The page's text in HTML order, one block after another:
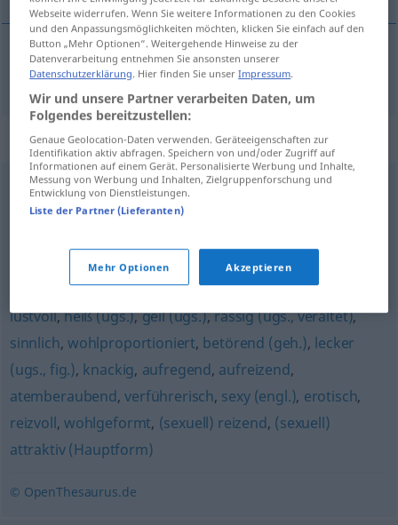
croustillant knusprig
Synonyme für "knusprig"
rösch,knackig ,resch (bair., österr.)
krustig (Brot) (ugs.)
lasziv (geh.),(sexuell) ansprechend,scharf (ugs.)
lustvoll,heiß (ugs.),geil (ugs.),rassig (ugs., veraltet),
sinnlich, wohlproportioniert, betörend (geh.), lecker
(ugs., fig.), knackig, aufregend, aufreizend,
atemberaubend,verführerisch, sexy (engl.), erotisch,
reizvoll, wohlgeformt, (sexuell) reizend, (sexuell)
attraktiv (Hauptform)
© OpenThesaurus.de
Webseite widerrufen. Wenn Sie weitere Informationen zu den Cookies
und den Anpassungsmöglichkeiten möchten, klicken Sie einfach auf den
Button „Mehr Optionen“. Weitergehende Hinweise zu der
Datenverarbeitung entnehmen Sie ansonsten unserer
Datenschutzerklärung. Hier finden Sie unserImpressum.
Wir und unsere Partner verarbeiten Daten, um
Folgendes bereitzustellen:
Genaue Geolocation-Daten verwenden. Geräteeigenschaften zur
Identifikation aktiv abfragen. Speichern von und/oder Zugriff auf
Informationen auf einem Gerät. Personalisierte Werbung und Inhalte,
Messung von Werbung und Inhalten, Zielgruppenforschung und
Entwicklung von Dienstleistungen.
Liste der Partner (Lieferanten)
Mehr Optionen Akzeptieren